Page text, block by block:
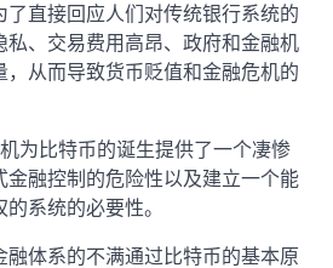
了直接回应人们对传统银行系统的
私、交易费用高昂、政府和金融机
，从而导致货币贬值和金融危机的
为比特币的诞生提供了一个凄惨
金融控制的危险性以及建立一个能
系统的必要性。
融体系的不满通过比特币的基本原